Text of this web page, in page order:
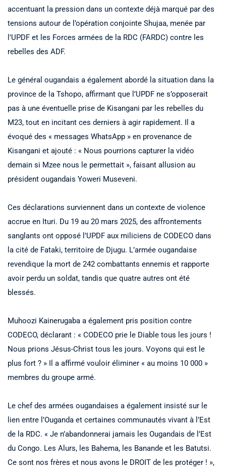
accentuant la pression dans un contexte déjà marqué par des
tensions autour de l’opération conjointe Shujaa, menée par
l’UPDF et les Forces armées de la RDC (FARDC) contre les
rebelles des ADF.
Le général ougandais a également abordé la situation dans la
province de la Tshopo, affirmant que l’UPDF ne s’opposerait
pas à une éventuelle prise de Kisangani par les rebelles du
M23, tout en incitant ces derniers à agir rapidement. Il a
évoqué des « messages WhatsApp » en provenance de
Kisangani et ajouté : « Nous pourrions capturer la vidéo
demain si Mzee nous le permettait », faisant allusion au
président ougandais Yoweri Museveni.
Ces déclarations surviennent dans un contexte de violence
accrue en Ituri. Du 19 au 20 mars 2025, des affrontements
sanglants ont opposé l’UPDF aux miliciens de CODECO dans
la cité de Fataki, territoire de Djugu. L’armée ougandaise
revendique la mort de 242 combattants ennemis et rapporte
avoir perdu un soldat, tandis que quatre autres ont été
blessés.
Muhoozi Kainerugaba a également pris position contre
CODECO, déclarant : « CODECO prie le Diable tous les jours !
Nous prions Jésus-Christ tous les jours. Voyons qui est le
plus fort ? » Il a affirmé vouloir éliminer « au moins 10 000 »
membres du groupe armé.
Le chef des armées ougandaises a également insisté sur le
lien entre l’Ouganda et certaines communautés vivant à l’Est
de la RDC. « Je n’abandonnerai jamais les Ougandais de l’Est
du Congo. Les Alurs, les Bahema, les Banande et les Batutsi.
Ce sont nos frères et nous avons le DROIT de les protéger ! »,